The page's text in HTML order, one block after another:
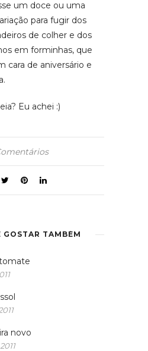
um doce ou uma
para fugir dos
de colher e dos
em forminhas, que
cara de aniversário e
Eu achei :)
GOSTAR TAMBÉM
novo